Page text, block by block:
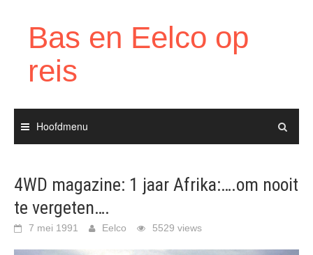
Bas en Eelco op
reis
Hoofdmenu
4WD magazine: 1 jaar Afrika:….om nooit
te vergeten….
7 mei 1991 Eelco 5529 views